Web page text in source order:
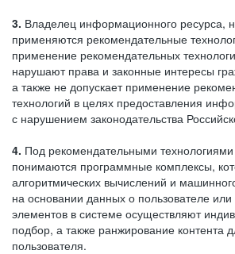
3. Владелец информационного ресурса,
применяются рекомендательные
применение рекомендательных
нарушают права и законные интересы
а также не допускает применение
технологий в целях предоставления
с нарушением законодательства
4. Под рекомендательными
понимаются программные комплексы,
алгоритмических вычислений и
на основании данных о пользователе или
элементов в системе осуществляют
подбор, а также ранжирование контента
пользователя.